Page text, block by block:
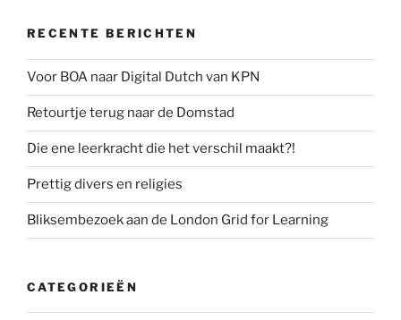
RECENTE BERICHTEN
Voor BOA naar Digital Dutch van KPN
Retourtje terug naar de Domstad
Die ene leerkracht die het verschil maakt?!
Prettig divers en religies
Bliksembezoek aan de London Grid for Learning
CATEGORIEËN